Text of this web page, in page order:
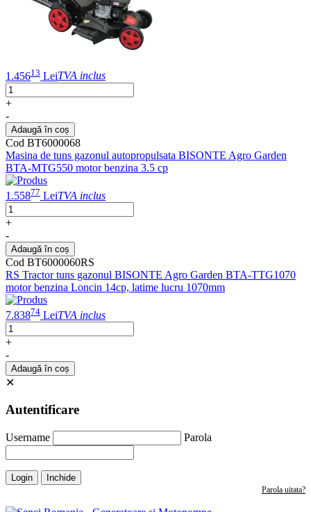
1.45613 LeiTVA inclus
+
-
Adaugă în coș
Cod BT6000068
Masina de tuns gazonul autopropulsata BISONTE Agro Garden
BTA-MTG550 motor benzina 3.5 cp
1.55877 LeiTVA inclus
+
-
Adaugă în coș
Cod BT6000060RS
RS Tractor tuns gazonul BISONTE Agro Garden BTA-TTG1070
motor benzina Loncin 14cp, latime lucru 1070mm
7.83874 LeiTVA inclus
+
-
Adaugă în coș
✕
Autentificare
Username Parola
Login Inchide
Parola uitata?